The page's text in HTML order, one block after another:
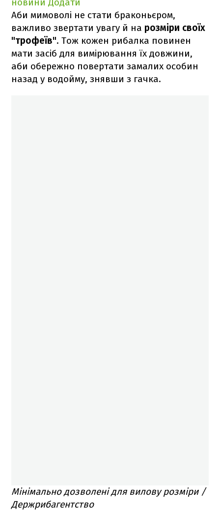
Аби мимоволі не стати браконьєром,
важливо звертати увагу й на розміри своїх
"трофеїв". Тож кожен рибалка повинен
мати засіб для вимірювання їх довжини,
аби обережно повертати замалих особин
назад у водойму, знявши з гачка.
Мінімально дозволені для вилову розміри /
Держрибагентство